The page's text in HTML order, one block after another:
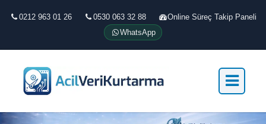
0212 963 01 26 0530 063 32 88
Online Süreç Takip Paneli
WhatsApp